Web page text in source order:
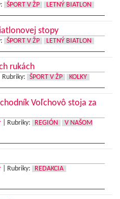
ŠPORT V ŽP LETNÝ BIATLON
stopy
ŠPORT V ŽP LETNÝ BIATLON
rukách
Rubriky: ŠPORT V ŽP KOLKY
Voľchovô stoja za
Rubriky: REGIÓN
V NAŠOM
Rubriky:
REDAKCIA